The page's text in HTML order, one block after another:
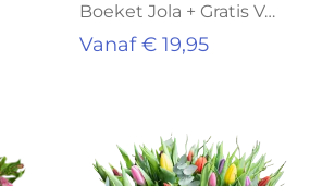
Boeket Jola + Gratis Vaas
Vanaf € 19,95
Uitverkocht